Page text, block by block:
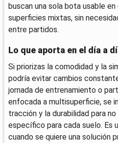
buscan una sola bota usable
superficies mixtas, sin
entre partidos.
Lo que aporta en el día a
Si priorizas la comodidad y la
podría evitar cambios
jornada de entrenamiento o
enfocada a multisuperficie, se
tracción y la durabilidad para
específico para cada suelo. Es
cuando se quiere una solución